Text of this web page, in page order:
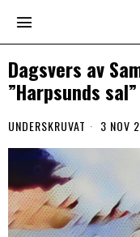
Dagsvers av
”Harpsunds sal”
UNDERSKRUVAT 3 NOV